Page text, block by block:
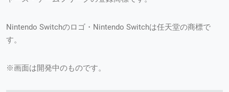
Nintendo Switchのロゴ・Nintendo Switchは任天堂の商標で
す。
※画面は開発中のものです。